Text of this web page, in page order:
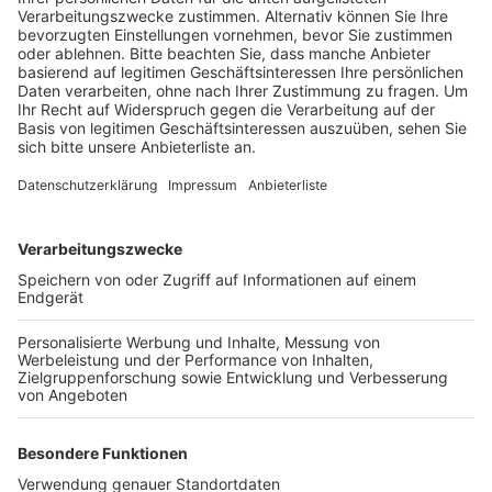
Mittwochabend mehrheitlich angeschlossen.
Veröffentlicht:Donnerstag, 23.09.2021 14:59
Anzeige
Geplant ist, alle bestehenden Gebäude auf dem
Während der Bauzeit sollen die Schüler in
mehrgeschossigen Übergangslösungen auf dem
Gelände unterrichtet werden. Im Sommer 2026 könnte
im Idealfall die Gesamtschule im neuen Gebäude
starten und das Käthe-Kollwitz-Gymnasium ebenfalls
in seinen Neubau einziehen. Real- und Hauptschule
würden dann in zehn Jahren auslaufen. Der Rat muss
die Planungen noch absegnen, die nächste Sitzung ist
Anfang Oktober.